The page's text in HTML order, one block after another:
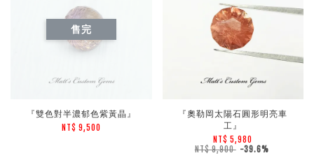
售完
『雙色對半濃郁色紫黃晶』
NT$ 9,500
『奧勒岡太陽石圓形明亮車
工』
NT$ 5,980
NT$ 9,900 -39.6%